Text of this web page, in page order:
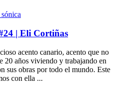
| Eli Cortiñas
acento canario, acento que no
20 años viviendo y trabajando en
sus obras por todo el mundo. Este
con ella ...